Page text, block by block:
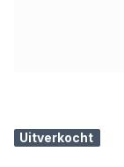
Uitverkocht